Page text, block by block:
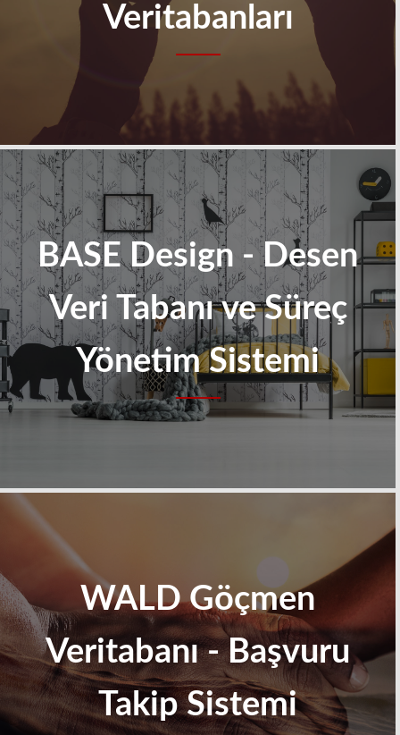
Veritabanları
BASE Design - Desen
Veri Tabanı ve Süreç
Yönetim Sistemi
WALD Göçmen
Veritabanı - Başvuru
Takip Sistemi